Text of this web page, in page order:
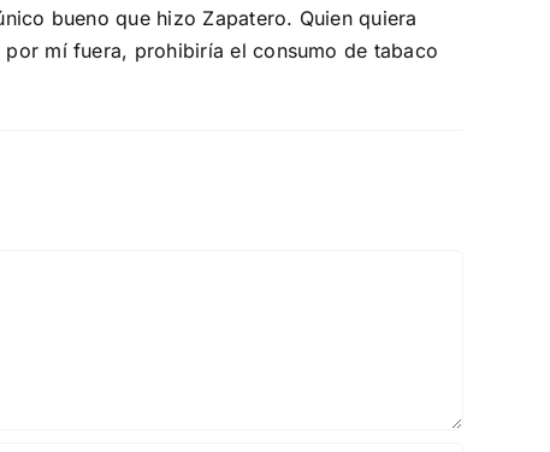
bueno que hizo Zapatero. Quien quiera
mí fuera, prohibiría el consumo de tabaco